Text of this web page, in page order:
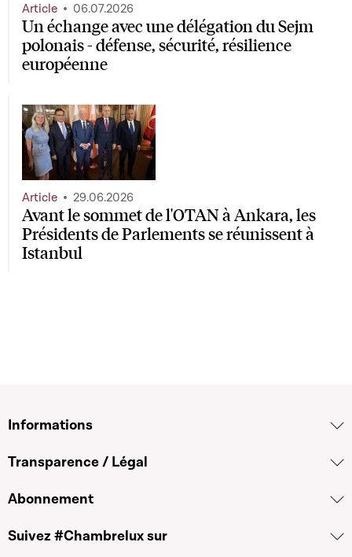
Un échange avec une délégation du Sejm
polonais - défense, sécurité, résilience
européenne
Article 06.07.2026
Avant le sommet de l'OTAN à Ankara, les
Présidents de Parlements se réunissent à
Istanbul
Article 29.06.2026
Informations
Transparence / Légal
Abonnement
Suivez #Chambrelux sur